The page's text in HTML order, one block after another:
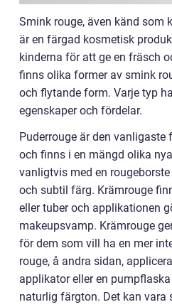
Smink rouge, även känd som
är en färgad kosmetisk
kinderna för att ge en fräsch
finns olika former av smink
och flytande form. Varje typ
egenskaper och fördelar.
Puderrouge är den
och finns i en mängd olika
vanligtvis med en
och subtil färg. Krämrouge
eller tuber och applikationen
makeupsvamp. Krämrouge
för dem som vill ha en mer
rouge, å andra sidan,
applikator eller en
naturlig färgton. Det kan vara